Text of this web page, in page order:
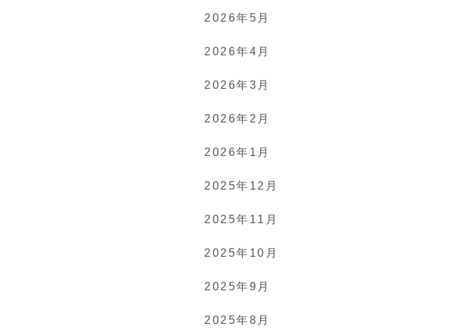
2026年5月
2026年4月
2026年3月
2026年2月
2026年1月
2025年12月
2025年11月
2025年10月
2025年9月
2025年8月